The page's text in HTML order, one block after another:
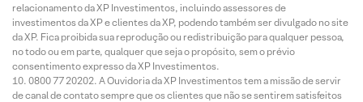
relacionamento da XP Investimentos, incluindo assessores de
investimentos da XP e clientes da XP, podendo também ser divulgado no site
da XP. Fica proibida sua reprodução ou redistribuição para qualquer pessoa,
no todo ou em parte, qualquer que seja o propósito, sem o prévio
consentimento expresso da XP Investimentos.
0800 77 20202. A Ouvidoria da XP Investimentos tem a missão de servir
de canal de contato sempre que os clientes que não se sentirem satisfeitos